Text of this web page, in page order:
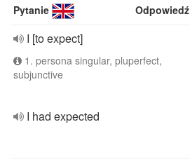
Pytanie Odpowiedź
I [to expect]
1. persona singular, pluperfect,
subjunctive
I had expected